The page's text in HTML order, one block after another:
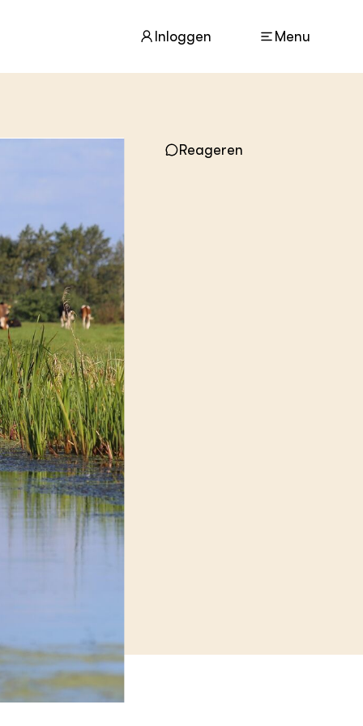
Inloggen Menu
Agenda
Dossiers
Columns & Blogs
ZIE OOK
In de regio
Projecten
Lectoraten
Practoraten
Vakbladen
LEREN
Wiki Groen Kennisnet
GROEN KENNISNET
Over ons
Contact
Reageren